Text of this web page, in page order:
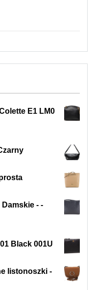
E1 LM0
- -
Black 001U
listonoszki -